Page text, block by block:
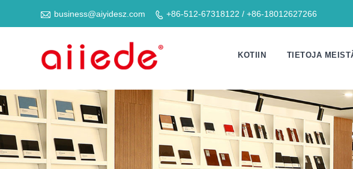
 business@aiyidesz.com  +86-512-67318122 / +86-18012627266
KOTIIN TIETOJA